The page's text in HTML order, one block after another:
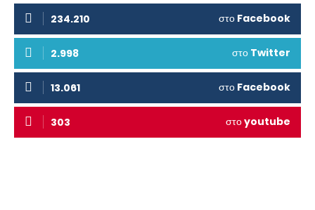
234.210 στο Facebook
2.998 στο Twitter
13.061 στο Facebook
303 στοyoutube